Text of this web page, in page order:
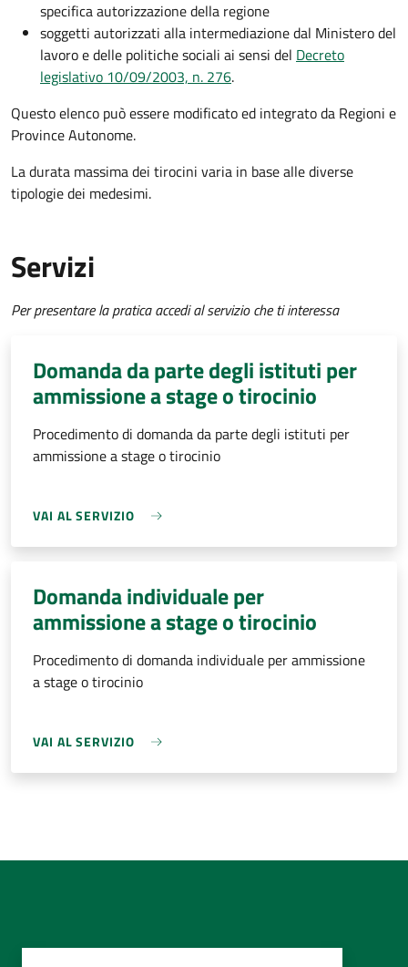
specifica autorizzazione della regione
soggetti autorizzati alla intermediazione dal Ministero del
lavoro e delle politiche sociali ai sensi del Decreto
legislativo 10/09/2003, n. 276.
Questo elenco può essere modificato ed integrato da Regioni e
Province Autonome.
La durata massima dei tirocini varia in base alle diverse
tipologie dei medesimi.
Servizi
Per presentare la pratica accedi al servizio che ti interessa
Domanda da parte degli istituti per
ammissione a stage o tirocinio
Procedimento di domanda da parte degli istituti per
ammissione a stage o tirocinio
VAI AL SERVIZIO
Domanda individuale per
ammissione a stage o tirocinio
Procedimento di domanda individuale per ammissione
a stage o tirocinio
VAI AL SERVIZIO